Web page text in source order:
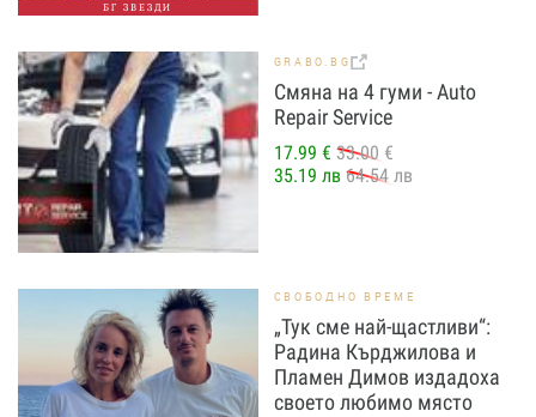
БГ ЗВЕЗДИ
GRABO.BG
Смяна на 4 гуми - Auto
Repair Service
17.99 € 33.00 €
35.19 лв 64.54 лв
СВОБОДНО ВРЕМЕ
„Тук сме най-щастливи“:
Радина Кърджилова и
Пламен Димов издадоха
своето любимо място